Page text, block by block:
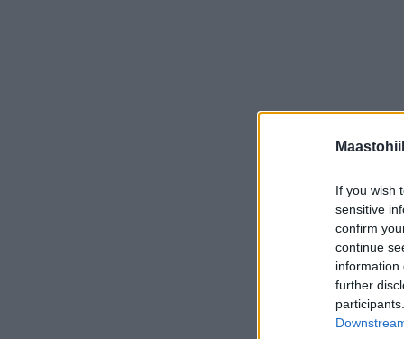
If you wish
sensitive
confirm
continue
information
further